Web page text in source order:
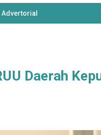
Advertorial
Daerah